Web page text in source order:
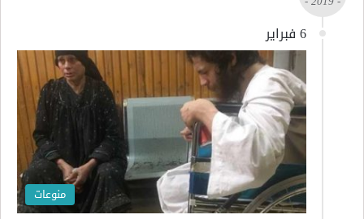
6 فبراير
منوعات